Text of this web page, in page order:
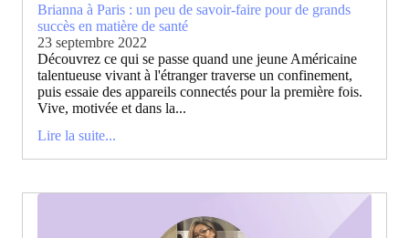
Brianna à Paris : un peu de savoir-faire pour de grands
succès en matière de santé
23 septembre 2022
Découvrez ce qui se passe quand une jeune Américaine
talentueuse vivant à l'étranger traverse un confinement,
puis essaie des appareils connectés pour la première fois.
Vive, motivée et dans la...
Lire la suite...